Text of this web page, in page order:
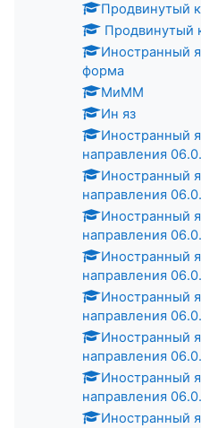
Продвинутый
Продвинутый
Иностранный
форма
МиММ
Ин яз
Иностранный
направления
Иностранный
направления
Иностранный
направления
Иностранный
направления
Иностранный
направления
Иностранный
направления
Иностранный
направления
Иностранный